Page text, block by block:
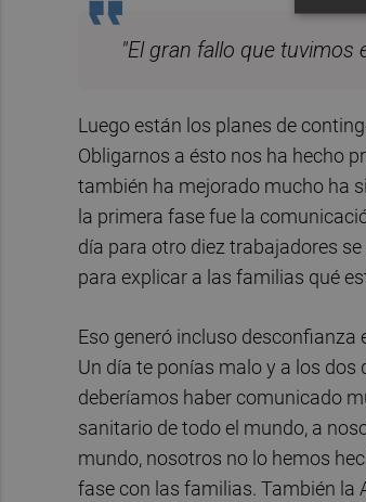
"El gran fallo que
Luego están los planes de
Obligarnos a ésto nos ha hecho
también ha mejorado mucho ha
la primera fase fue la
día para otro diez trabajadores
para explicar a las familias qué
Eso generó incluso desconfianza
Un día te ponías malo y a los
deberíamos haber comunicado
sanitario de todo el mundo, a
mundo, nosotros no lo hemos
fase con las familias. También la